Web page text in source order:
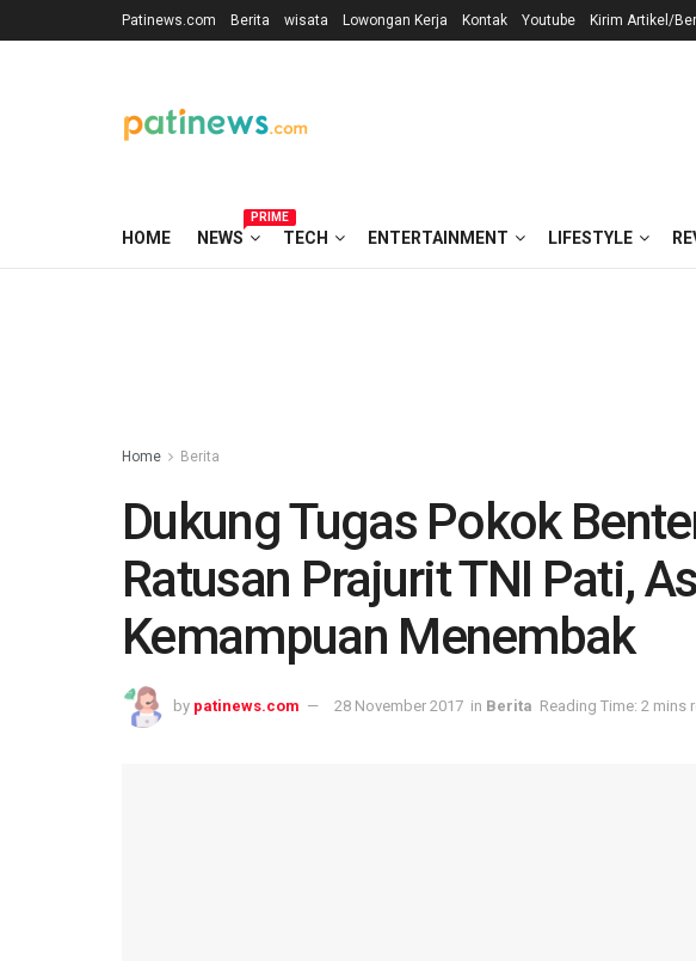
Patinews.com Berita wisata Lowongan Kerja Kontak Youtube Kirim Artikel/
HOME NEWS
PRIME
TECH ENTERTAINMENT LIFESTYLE
Home Berita
Dukung Tugas Pokok
Ratusan Prajurit TNI Pati,
Kemampuan Menembak
by patinews.com 28 November 2017 in Berita Reading Time: 2 mins